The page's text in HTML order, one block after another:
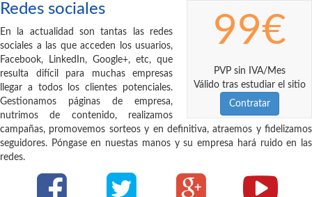
99€
PVP sin IVA/Mes
Válido tras estudiar el sitio
Contratar
Redes sociales
En la actualidad son tantas las redes
sociales a las que acceden los usuarios,
Facebook, LinkedIn, Google+, etc, que
resulta difícil para muchas empresas
llegar a todos los clientes potenciales.
Gestionamos páginas de empresa,
nutrimos de contenido, realizamos
campañas, promovemos sorteos y en definitiva, atraemos y fidelizamos
seguidores. Póngase en nuestas manos y su empresa hará ruido en las
redes.